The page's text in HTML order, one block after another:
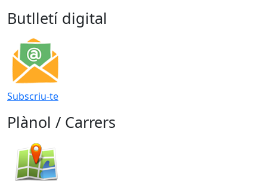
Butlletí digital
Subscriu-te
Plànol / Carrers